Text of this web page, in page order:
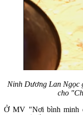
Ninh Dương Lan Ngọc
cho
Ở MV "Nơi bình minh